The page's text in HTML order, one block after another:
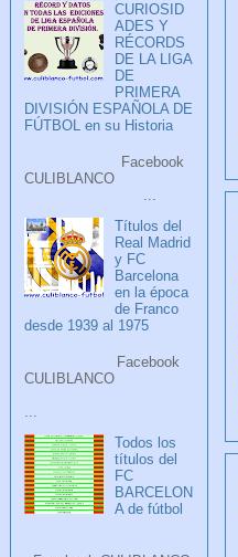
CURIOSID
ADES Y
RÉCORDS
DE LA LIGA
DE
PRIMERA
DIVISIÓN ESPAÑOLA DE
FÚTBOL en su Historia
Facebook
CULIBLANCO
...
Títulos del
Real Madrid
y FC
Barcelona
en la época
de Franco
desde 1939 al 1975
Facebook
CULIBLANCO
Todos los
títulos del
FC
BARCELON
A de fútbol